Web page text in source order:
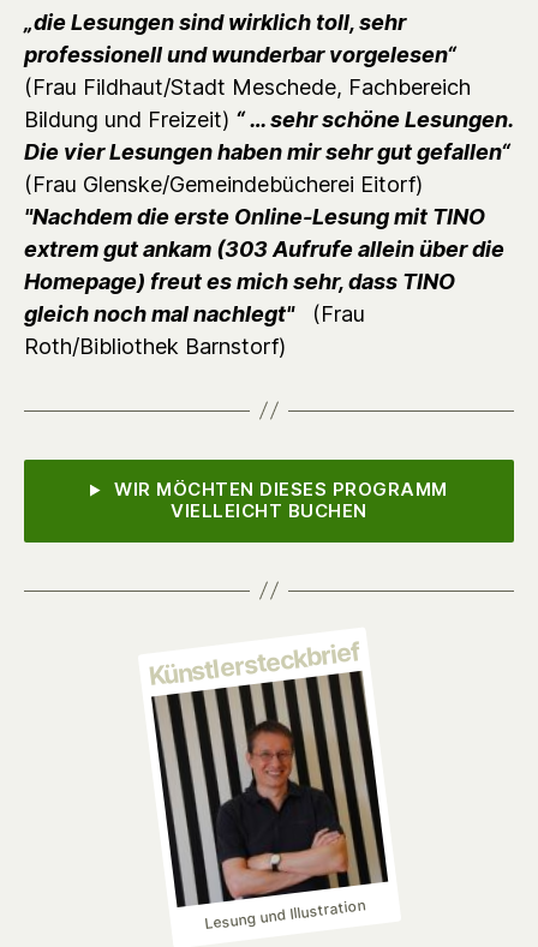
„die Lesungen sind wirklich toll, sehr
professionell und wunderbar vorgelesen“
(Frau Fildhaut/Stadt Meschede, Fachbereich
Bildung und Freizeit) “ … sehr schöne Lesungen.
Die vier Lesungen haben mir sehr gut gefallen“
(Frau Glenske/Gemeindebücherei Eitorf)
"Nachdem die erste Online-Lesung mit TINO
extrem gut ankam (303 Aufrufe allein über die
Homepage) freut es mich sehr, dass TINO
gleich noch mal nachlegt"(Frau
Roth/Bibliothek Barnstorf)
WIR MÖCHTEN DIESES PROGRAMM
VIELLEICHT BUCHEN
Künstlersteckbrief
Lesung und Illustration